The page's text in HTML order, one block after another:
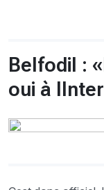
Belfodil :
oui à